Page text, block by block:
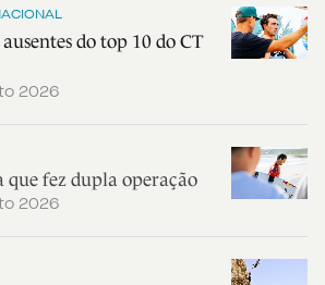
do top 10 do CT
2026
que fez dupla operação
2026